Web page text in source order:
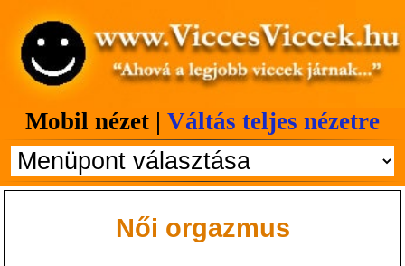
Mobil nézet | Váltás teljes nézetre
Női orgazmus